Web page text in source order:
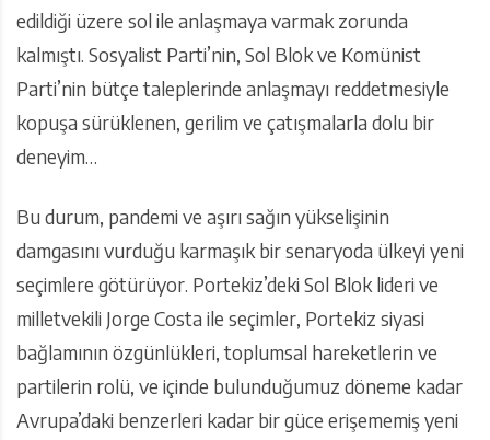
edildiği üzere sol ile anlaşmaya varmak zorunda
kalmıştı. Sosyalist Parti’nin, Sol Blok ve Komünist
Parti’nin bütçe taleplerinde anlaşmayı reddetmesiyle
kopuşa sürüklenen, gerilim ve çatışmalarla dolu bir
deneyim…
Bu durum, pandemi ve aşırı sağın yükselişinin
damgasını vurduğu karmaşık bir senaryoda ülkeyi yeni
seçimlere götürüyor. Portekiz’deki Sol Blok lideri ve
milletvekili Jorge Costa ile seçimler, Portekiz siyasi
bağlamının özgünlükleri, toplumsal hareketlerin ve
partilerin rolü, ve içinde bulunduğumuz döneme kadar
Avrupa’daki benzerleri kadar bir güce erişememiş yeni